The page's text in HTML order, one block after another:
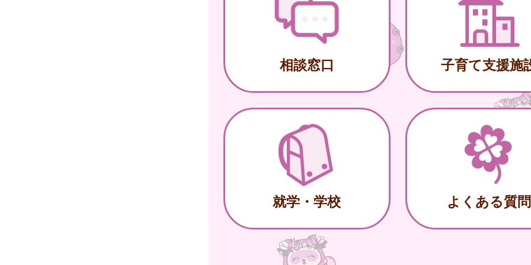
相談窓口 子育て支援施
就学・学校 よくある質問